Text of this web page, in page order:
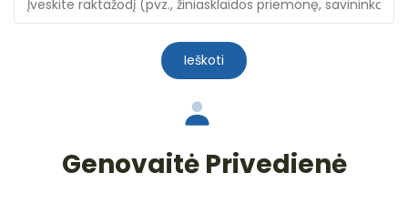
Ieškoti
Genovaitė Privedienė